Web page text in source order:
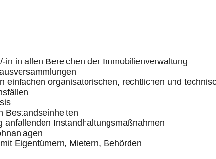
in allen Bereichen der Immobilienverwaltung
einfachen organisatorischen, rechtlichen und
Bestandseinheiten
Instandhaltungsmaßnahmen
Eigentümern, Mietern, Behörden